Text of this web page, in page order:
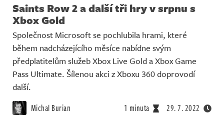
Saints Row 2 a další tři hry v srpnu s
Xbox Gold
Společnost Microsoft se pochlubila hrami, které
během nadcházejícího měsíce nabídne svým
předplatitelům služeb Xbox Live Gold a Xbox Game
Pass Ultimate. Šílenou akci z Xboxu 360 doprovodí
další.
Michal Burian 1 minuta 29. 7. 2022